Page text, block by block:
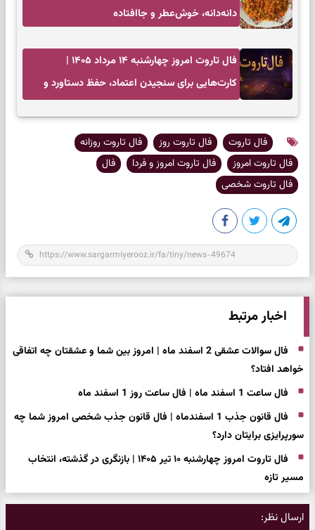
دانه‌دانه، خوش‌عطر و جاافتاده
فال تاروت امروز چهارشنبه ۱۴ مرداد ۱۴۰۵ |
کارت‌هایی برای سنجیدن اعتماد، حفظ دستاورد و
فال تاروت فال تاروت روز
فال تاروت روزانه
فال تاروت امروز
فال تاروت امروز و فردا
فال
فال تاروت شخصی
اخبار مرتبط
فال سوالات عشقی 2 اسفند ماه | امروز بین شما و عشقتان چه اتفاقی
خواهد افتاد؟
فال ساعت 1 اسفند ماه | فال ساعت روز 1 اسفند ماه
فال قانون جذب 1 اسفندماه | فال قانون جذب شخصی امروز شما چه
سورپرایزی برایتان دارد؟
فال تاروت امروز چهارشنبه ۱۰ تیر ۱۴۰۵ | بازنگری در گذشته، انتخاب
مسیر تازه
ارسال نظر: